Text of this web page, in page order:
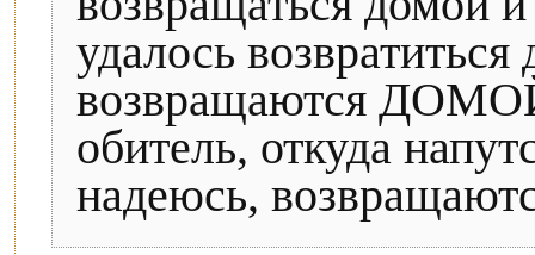
удалось
возвращаются
обитель, откуда
надеюсь,